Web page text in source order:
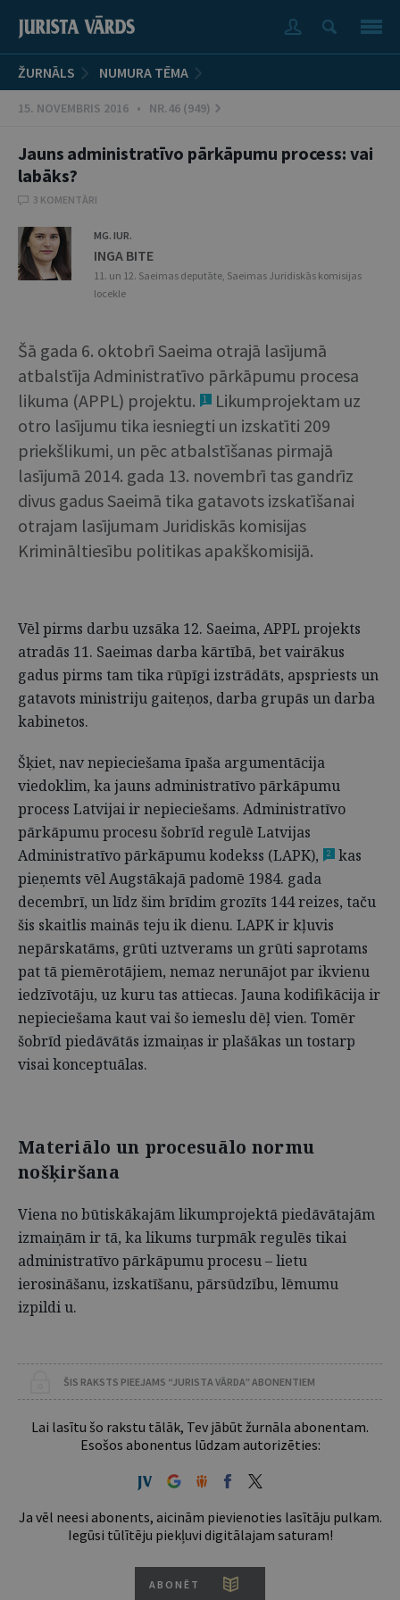
ŽURNĀLS NUMURA TĒMA
15. NOVEMBRIS 2016 • NR.46 (949)
Jauns administratīvo pārkāpumu process: vai
labāks?
3 KOMENTĀRI
MG. IUR.
INGA BITE
11. un 12. Saeimas deputāte, Saeimas Juridiskās komisijas
locekle
Šā gada 6. oktobrī Saeima otrajā lasījumā
atbalstīja Administratīvo pārkāpumu procesa
likuma (APPL) projektu.
1
Likumprojektam uz
otro lasījumu tika iesniegti un izskatīti 209
priekšlikumi, un pēc atbalstīšanas pirmajā
lasījumā 2014. gada 13. novembrī tas gandrīz
divus gadus Saeimā tika gatavots izskatīšanai
otrajam lasījumam Juridiskās komisijas
Krimināltiesību politikas apakškomisijā.
Vēl pirms darbu uzsāka 12. Saeima, APPL projekts
atradās 11. Saeimas darba kārtībā, bet vairākus
gadus pirms tam tika rūpīgi izstrādāts, apspriests un
gatavots ministriju gaiteņos, darba grupās un darba
kabinetos.
Šķiet, nav nepieciešama īpaša argumentācija
viedoklim, ka jauns administratīvo pārkāpumu
process Latvijai ir nepieciešams. Administratīvo
pārkāpumu procesu šobrīd regulē Latvijas
Administratīvo pārkāpumu kodekss (LAPK),
2
kas
pieņemts vēl Augstākajā padomē 1984. gada
decembrī, un līdz šim brīdim grozīts 144 reizes, taču
šis skaitlis mainās teju ik dienu. LAPK ir kļuvis
nepārskatāms, grūti uztverams un grūti saprotams
pat tā piemērotājiem, nemaz nerunājot par ikvienu
iedzīvotāju, uz kuru tas attiecas. Jauna kodifikācija ir
nepieciešama kaut vai šo iemeslu dēļ vien. Tomēr
šobrīd piedāvātās izmaiņas ir plašākas un tostarp
visai konceptuālas.
Materiālo un procesuālo normu
nošķiršana
Viena no būtiskākajām likumprojektā piedāvātajām
izmaiņām ir tā, ka likums turpmāk regulēs tikai
administratīvo pārkāpumu procesu – lietu
ierosināšanu, izskatīšanu, pārsūdzību, lēmumu
izpildi u.
ŠIS RAKSTS PIEEJAMS “JURISTA VĀRDA” ABONENTIEM
Lai lasītu šo rakstu tālāk, Tev jābūt žurnāla abonentam.
Esošos abonentus lūdzam autorizēties:
Ja vēl neesi abonents, aicinām pievienoties lasītāju pulkam.
Iegūsi tūlītēju piekļuvi digitālajam saturam!
ABONĒT